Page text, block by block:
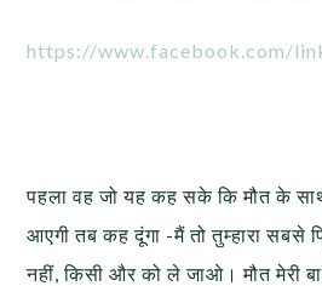
https://www.facebook.com/
पहला वह जो यह कह सके कि मौत के
आएगी तब कह दूंगा -मैं तो तुम्हारा सबसे
नहीं, किसी और को ले जाओ। मौत मेरी